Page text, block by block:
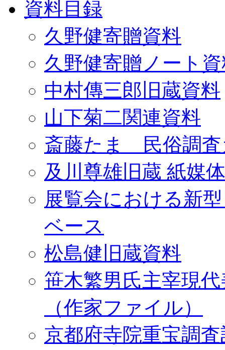
資料目録
久野健寄贈資料
久野健寄贈ノート
中村傳三郎旧蔵資料
山下菊二関連資料
斎藤たま 民俗調査
及川尊雄旧蔵 紙媒
展覧会における新
ベース
松島健旧蔵資料
笹木繁男氏主宰現
（作家ファイル）
京都府寺院重宝調